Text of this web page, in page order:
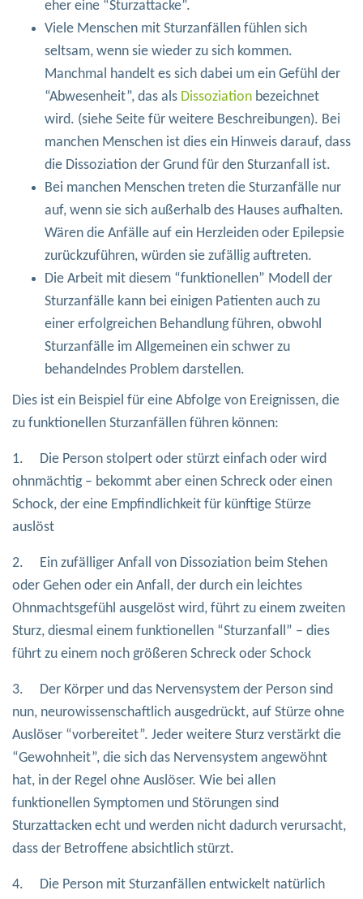
eher eine “Sturzattacke”.
Viele Menschen mit Sturzanfällen fühlen sich
seltsam, wenn sie wieder zu sich kommen.
Manchmal handelt es sich dabei um ein Gefühl der
“Abwesenheit”, das als Dissoziation bezeichnet
wird. (siehe Seite für weitere Beschreibungen). Bei
manchen Menschen ist dies ein Hinweis darauf, dass
die Dissoziation der Grund für den Sturzanfall ist.
Bei manchen Menschen treten die Sturzanfälle nur
auf, wenn sie sich außerhalb des Hauses aufhalten.
Wären die Anfälle auf ein Herzleiden oder Epilepsie
zurückzuführen, würden sie zufällig auftreten.
Die Arbeit mit diesem “funktionellen” Modell der
Sturzanfälle kann bei einigen Patienten auch zu
einer erfolgreichen Behandlung führen, obwohl
Sturzanfälle im Allgemeinen ein schwer zu
behandelndes Problem darstellen.
Dies ist ein Beispiel für eine Abfolge von Ereignissen, die
zu funktionellen Sturzanfällen führen können:
1. Die Person stolpert oder stürzt einfach oder wird
ohnmächtig – bekommt aber einen Schreck oder einen
Schock, der eine Empfindlichkeit für künftige Stürze
auslöst
2. Ein zufälliger Anfall von Dissoziation beim Stehen
oder Gehen oder ein Anfall, der durch ein leichtes
Ohnmachtsgefühl ausgelöst wird, führt zu einem zweiten
Sturz, diesmal einem funktionellen “Sturzanfall” – dies
führt zu einem noch größeren Schreck oder Schock
3. Der Körper und das Nervensystem der Person sind
nun, neurowissenschaftlich ausgedrückt, auf Stürze ohne
Auslöser “vorbereitet”. Jeder weitere Sturz verstärkt die
“Gewohnheit”, die sich das Nervensystem angewöhnt
hat, in der Regel ohne Auslöser. Wie bei allen
funktionellen Symptomen und Störungen sind
Sturzattacken echt und werden nicht dadurch verursacht,
dass der Betroffene absichtlich stürzt.
4. Die Person mit Sturzanfällen entwickelt natürlich